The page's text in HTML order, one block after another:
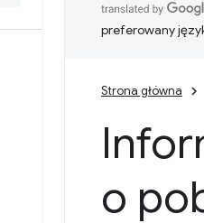
preferowany
Strona główna
o